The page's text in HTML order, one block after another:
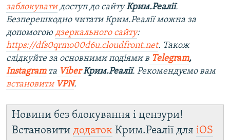
заблокуватидоступ до сайтуКрим.Реалії.
Безперешкодно читати Крим.Реалії можна за
допомогою дзеркального сайту:
https://dfs0qrmo00d6u.cloudfront.net. Також
слідкуйте за основними подіями в Telegram,
Instagramта ViberКрим.Реалії. Рекомендуємо вам
встановити VPN.
Новини без блокування і цензури!
Встановити додаток Крим.Реалії для iOS